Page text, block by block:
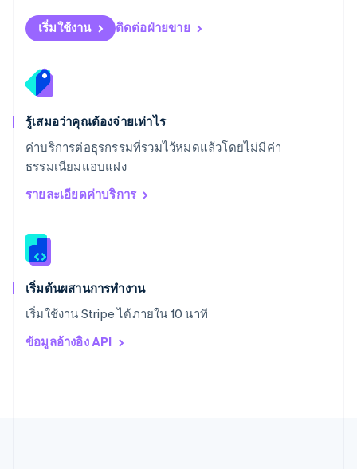
เริ่มใช้งาน ติดต่อฝ่ายขาย
รู้เสมอว่าคุณต้องจ่ายเท่าไร
ค่าบริการต่อธุรกรรมที่รวมไว้หมดแล้วโดยไม่มีค่า
ธรรมเนียมแอบแฝง
รายละเอียดค่าบริการ
เริ่มต้นผสานการทำงาน
เริ่มใช้งาน Stripe ได้ภายใน 10 นาที
ข้อมูลอ้างอิง API
EnglishItaliano
สวิตเซอร์แลนด์
สวีเดน
Svenska
EnglishEspañol简体中文
สหรัฐอาหรับเอมิเรตส์
English
สหราชอาณาจักร
English
สิงคโปร์
ออสเตรเลีย
English
DeutschEnglish
อิตาลี
ItalianoEnglish